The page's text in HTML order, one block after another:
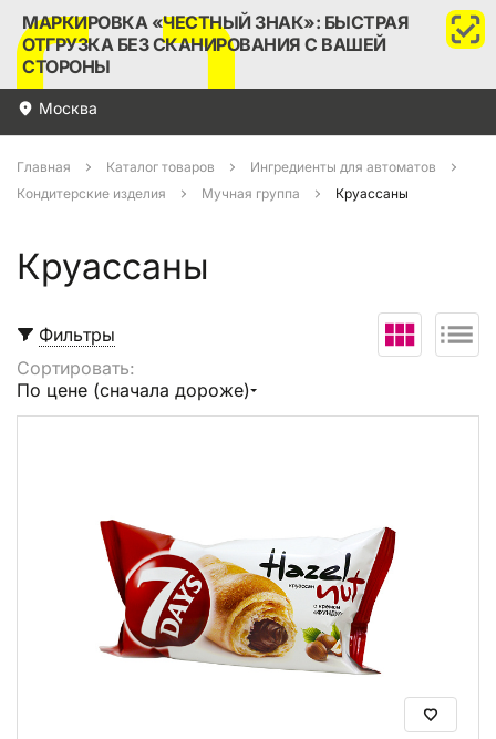
МАРКИРОВКА «ЧЕСТНЫЙ ЗНАК»: БЫСТРАЯ
ОТГРУЗКА БЕЗ СКАНИРОВАНИЯ С ВАШЕЙ
СТОРОНЫ
Москва
Главная Каталог товаров
Ингредиенты для автоматов
Кондитерские изделия
Мучная группа Круассаны
Круассаны
Фильтры
Сортировать:
По цене (сначала дороже)
Выбрать все